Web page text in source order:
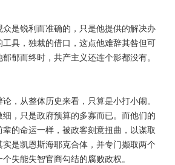
是锐利而准确的，只是他提供的解决办
具，独裁的借口，这点他难辞其咎但可
郁而终时，共产主义还连个影都没有。
，从整体历史来看，只算是小打小闹。
，只是政府预算的多寡而已。而他们的
的命运一样，被政客刻意扭曲，以谋取
是凯恩斯海耶克合体，并专门撷取两个
失能失智官商勾结的腐败政权。